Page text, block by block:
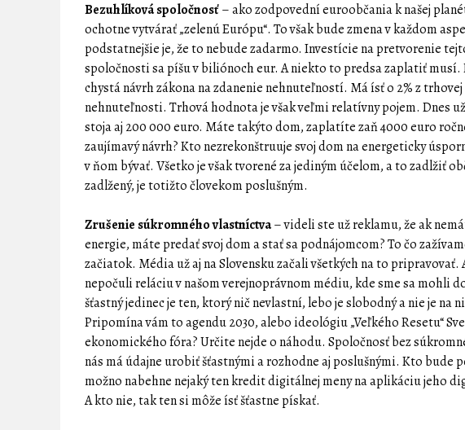
Bezuhlíková spoločnosť– ako zodpovední euroobčania k našej
ochotne vytvárať „zelenú Európu“. To však bude zmena v každom
podstatnejšie je, že to nebude zadarmo. Investície na pretvorenie
spoločnosti sa píšu v biliónoch eur. A niekto to predsa zaplatiť musí.
chystá návrh zákona na zdanenie nehnuteľností. Má ísť o 2% z
nehnuteľnosti. Trhová hodnota je však veľmi relatívny pojem. Dnes
stoja aj 200 000 euro. Máte takýto dom, zaplatíte zaň 4000 euro
zaujímavý návrh? Kto nezrekonštruuje svoj dom na energeticky
v ňom bývať. Všetko je však tvorené za jediným účelom, a to zadlžiť
zadlžený, je totižto človekom poslušným.
Zrušenie súkromného vlastníctva– videli ste už reklamu, že ak
energie, máte predať svoj dom a stať sa podnájomcom? To čo
začiatok. Média už aj na Slovensku začali všetkých na to pripravovať.
nepočuli reláciu v našom verejnoprávnom médiu, kde sme sa mohli
šťastný jedinec je ten, ktorý nič nevlastní, lebo je slobodný a nie je na
Pripomína vám to agendu 2030, alebo ideológiu „Veľkého Resetu“
ekonomického fóra? Určite nejde o náhodu. Spoločnosť bez
nás má údajne urobiť šťastnými a rozhodne aj poslušnými. Kto bude
možno nabehne nejaký ten kredit digitálnej meny na aplikáciu jeho
A kto nie, tak ten si môže ísť šťastne pískať.